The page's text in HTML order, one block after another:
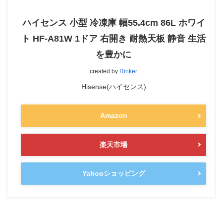
ハイセンス 小型 冷凍庫 幅55.4cm 86L ホワイ
ト HF-A81W 1ドア 右開き 耐熱天板 静音 生活
を豊かに
created by Rinker
Hisense(ハイセンス)
Amazon
楽天市場
Yahooショッピング